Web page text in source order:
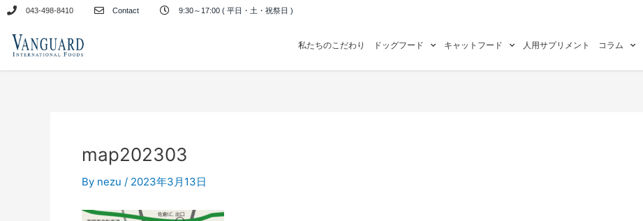
キ
043-498-8410 Contact 9:30～17:00 ( 平日・土・祝祭日 )
私たちのこだわり ドッグフード キャットフード 人用サプリメント コラム
map202303
By nezu / 2023年3月13日